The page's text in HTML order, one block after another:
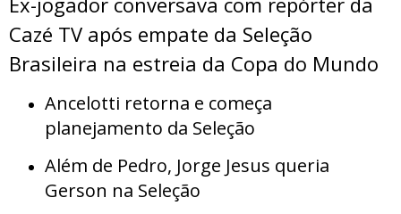
Cazé TV após empate da Seleção
Brasileira na estreia da Copa do Mundo
Ancelotti retorna e começa
planejamento da Seleção
Além de Pedro, Jorge Jesus queria
Gerson na Seleção